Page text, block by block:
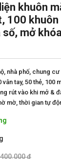
khuôn
100
mở
nhà phố, chung cư
vân tay, 50 thẻ,
rút vào khi mở &
mờ, thời gian tự
đ